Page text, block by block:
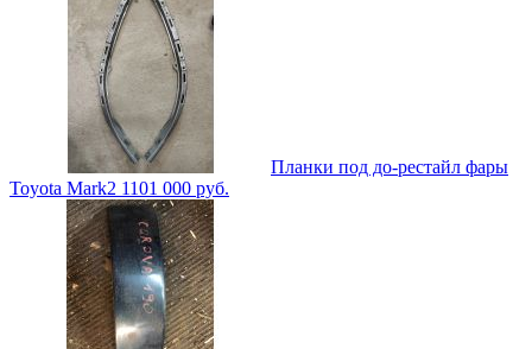
Планки под до-рестайл фары
Toyota Mark2 1101 000 руб.